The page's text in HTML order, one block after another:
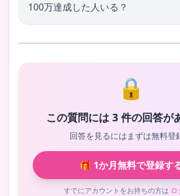
100万達成した人いる？
🔒
この質問には 3 件の回答が
回答を見るにはまずは無料登
🎁 1か月無料で登録す
すでにアカウントをお持ちの方は ロ